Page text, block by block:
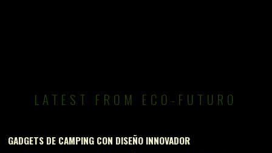
LATEST FROM ECO-FUTURO
GADGETS DE CAMPING CON DISEÑO INNOVADOR